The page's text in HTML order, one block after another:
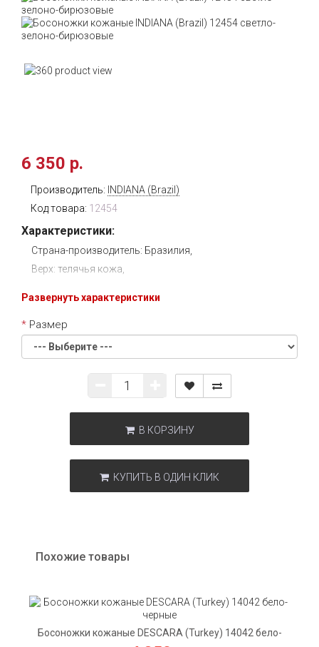
6 350 р.
Производитель: INDIANA (Brazil)
Код товара: 12454
Характеристики:
Страна-производитель: Бразилия,
Верх: телячья кожа,
Стелька: кожаная, анатомическая,
Подошва: полиуретан высокопрочный, высота 0,2 см.
Каблук: полиуретан высокопрочный, высота 6,2 см.,
(М) - размер в размер,
(D) - полнота средняя,
Вес (1 босоножка): 245 грамм
Развернуть характеристики
Размер
В КОРЗИНУ
КУПИТЬ В ОДИН КЛИК
Похожие товары
Босоножки кожаные DESCARA (Turkey) 14042 бело-